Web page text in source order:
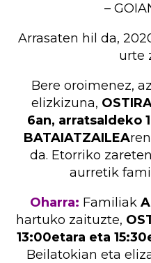
–
Arrasaten hil da,
urte
Bere oroimenez,
elizkizuna,
6an, arratsaldeko
BATAIATZAILEA
da. Etorriko
aurretik
Oharra: Familiak
hartuko zaituzte,
13:00etara eta
Beilatokian eta